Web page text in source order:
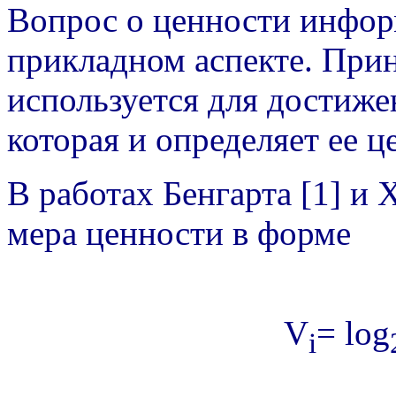
Вопрос о ценности
прикладном аспекте.
используется для
которая и определяет ее
В работах Бенгарта [1] и
мера ценности в форме
Vi= log